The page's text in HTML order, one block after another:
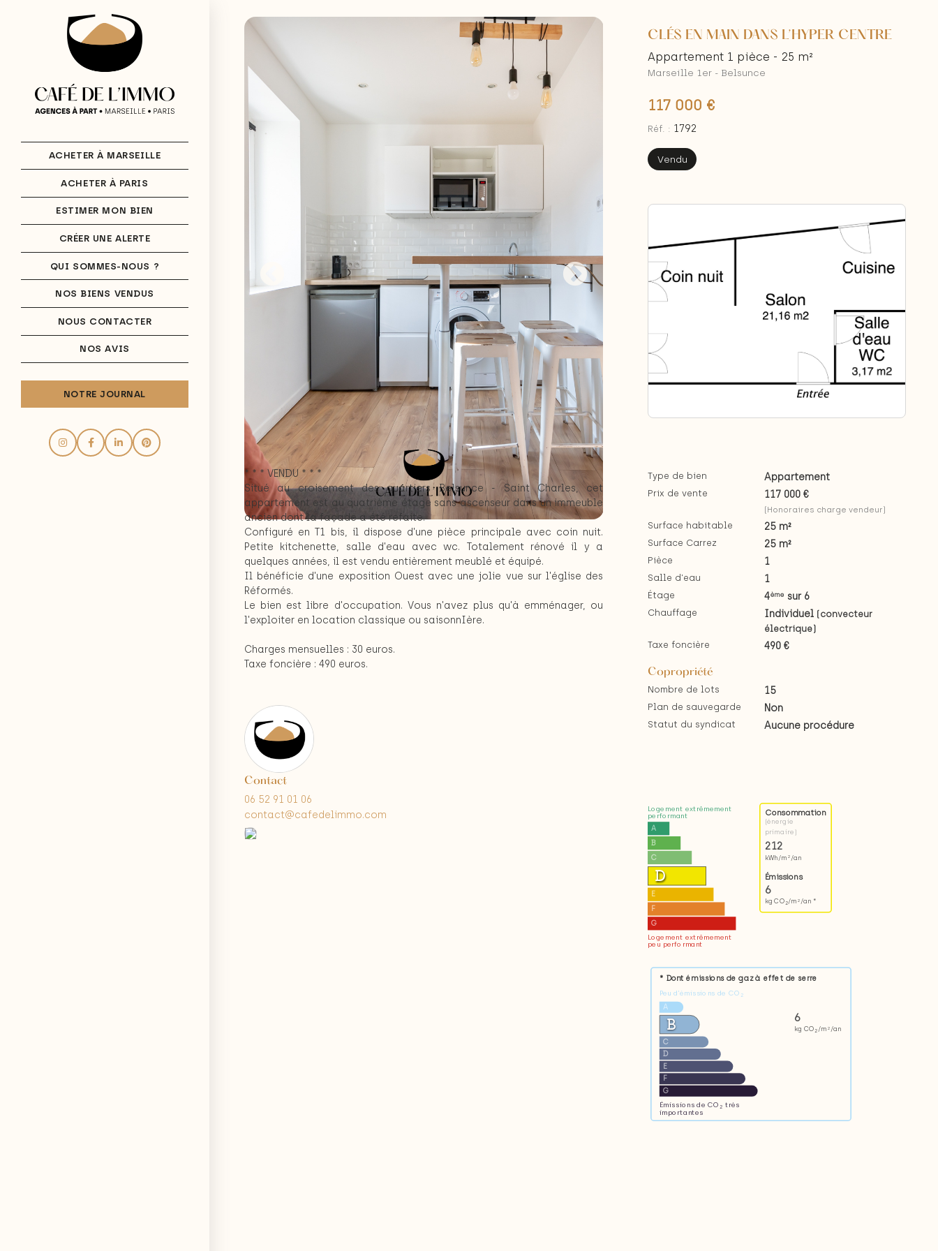
ACHETER À MARSEILLE
ACHETER À PARIS
ESTIMER MON BIEN
CRÉER UNE ALERTE
QUI SOMMES-NOUS ?
NOS BIENS VENDUS
NOUS CONTACTER
NOS AVIS
NOTRE JOURNAL
CLÉS EN MAIN DANS L’HYPER CENTRE
Appartement 1 pièce - 25 m²
Marseille 1er - Belsunce
117 000 €
Réf. : 1792
Vendu
* * * VENDU * * *
Situé au croisement des quartiers Belsunce - Saint Charles, cet
appartement est au quatrième étage sans ascenseur dans un immeuble
ancien dont la façade a été refaite.
Configuré en T1 bis, il dispose d'une pièce principale avec coin nuit.
Petite kitchenette, salle d'eau avec wc. Totalement rénové il y a
quelques années, il est vendu entièrement meublé et équipé.
Il bénéficie d'une exposition Ouest avec une jolie vue sur l'église des
Réformés.
Le bien est libre d'occupation. Vous n'avez plus qu'à emménager, ou
l'exploiter en location classique ou saisonnIère.
Charges mensuelles : 30 euros.
Taxe foncière : 490 euros.
Contact
06 52 91 01 06
contact@cafedelimmo.com
Type de bien Appartement
Prix de vente 117 000 €
(Honoraires charge vendeur)
Surface habitable 25 m²
Surface Carrez 25 m²
Pièce 1
Salle d'eau 1
Étage 4ème sur 6
Chauffage Individuel (convecteur
électrique)
Taxe foncière
490 €
Copropriété
Nombre de lots 15
Plan de sauvegarde Non
Statut du syndicat Aucune procédure
Logement extrêmement
performant
A
B
C
D
E
F
G
Logement extrêmement
peu performant
Consommation
(énergie
primaire)
212
kWh/m 2 /an
Émissions
6
kg CO 2/m 2 /an *
* Dont émissions de gaz à effet de serre
Peu d'émissions de CO 2
A
B
C
D
E
F
G
Émissions de CO 2 très
importantes
6
kg CO 2/m 2 /an